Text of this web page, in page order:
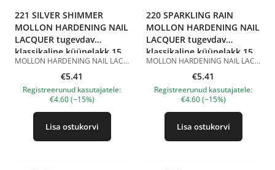
221 SILVER SHIMMER
MOLLON HARDENING NAIL
LACQUER tugevdav
klassikaline küünelakk 15
ml
MOLLON HARDENING NAIL LACQUER 221 SILVER SHIMMER 15 ml on tugevdav klassikaline küünelakk hõbedase sädeleva efektiga. Toon 221 Silver Shimmer on hõbedane värv õrna sädeluse ja särava viimistlusega. See helgib küüntel kaunilt, luues elegantse, piduliku ja väljendusrikka katte. Sobib õhtuseks maniküüriks, pidulikuks välimuseks, aktsentküünteks ning pealekandmiseks teiste toonide peale. Hardening Nail Lacquer koostis sisaldab tugevdavat komponenti ja sobib klassikaliseks maniküüriks. Lakk kantakse peale ühtlaselt, kuivab õhu käes ja ei vaja UV/LED-lampi. Parema püsivuse saavutamiseks on soovitatav kasutada seda koos klassikalise küünelaki aluslaki ja pealislakiga. Eelised: tugevdav klassikaline küünelakk; hõbedane toon sädelusega; särav helkiv viimistlus; helgib küüntel kaunilt; aitab tugevdada naturaalseid küüsi; kantakse peale ühtlaselt; kuivab õhu käes; ei vaja UV/LED-lampi; sobib koduseks ja professionaalseks maniküüriks. Kasutamine:Kandke aluslakk puhtale ja kuivale küüneplaadile. Seejärel kandke peale 1–2 kihti MOLLON HARDENING NAIL LACQUER 221 SILVER SHIMMER, lastes igal kihil õhu käes kuivada. Parema püsivuse saavutamiseks viimistlege maniküür klassikalise küünelaki pealislakiga. Maht: 15 ml. Tootepildid on illustratiivsed. Küsimuste korral ootame alati Sinu meili nanatallinn@gmail.com
€5.41
Registreerunud kasutajatele:
€4.60 (−15%)
Lisa ostukorvi
220 SPARKLING RAIN
MOLLON HARDENING NAIL
LACQUER tugevdav
klassikaline küünelakk 15
ml
MOLLON HARDENING NAIL LACQUER 220 SPARKLING RAIN 15 ml on tugevdav klassikaline küünelakk hõbedase sädeleva efektiga. Toon 220 Sparkling Rain on särav hõbedane värv rohke peene sädelusega. See loob efektse, piduliku ja väljendusrikka katte, helgib küüntel kaunilt ning sobib õhtuseks maniküüriks, pidulikuks välimuseks, aktsentküünteks ja dekoratiivseks kihiks teiste toonide peale. Hardening Nail Lacquer koostis sisaldab tugevdavat komponenti ja sobib klassikaliseks maniküüriks. Lakk kantakse peale ühtlaselt, kuivab õhu käes ja ei vaja UV/LED-lampi. Parema püsivuse saavutamiseks on soovitatav kasutada seda koos klassikalise küünelaki aluslaki ja pealislakiga. Eelised: tugevdav klassikaline küünelakk; hõbedane toon sädelevate osakestega; särav pidulik viimistlus; helgib küüntel kaunilt; aitab tugevdada naturaalseid küüsi; kantakse peale ühtlaselt; kuivab õhu käes; ei vaja UV/LED-lampi; sobib koduseks ja professionaalseks maniküüriks. Kasutamine: Kandke aluslakk puhtale ja kuivale küüneplaadile. Seejärel kandke peale 1–2 kihti MOLLON HARDENING NAIL LACQUER 220 SPARKLING RAIN, lastes igal kihil õhu käes kuivada. Parema püsivuse saavutamiseks viimistlege maniküür klassikalise küünelaki pealislakiga. Maht: 15 ml. Tootepildid on illustratiivsed. Küsimuste korral ootame alati Sinu meili nanatallinn@gmail.com
€5.41
Registreerunud kasutajatele:
€4.60 (−15%)
Lisa ostukorvi